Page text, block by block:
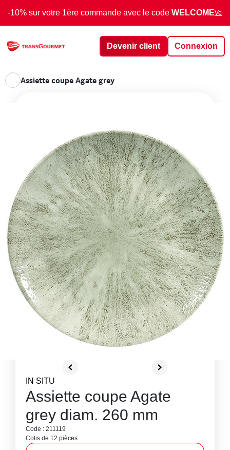
-10% sur votre 1ère commande avec le code WELCOMEVoir
Devenir client Connexion
Assiette coupe Agate grey
IN SITU
Assiette coupe Agate
grey diam. 260 mm
Code : 211119
Colis de 12 pièces